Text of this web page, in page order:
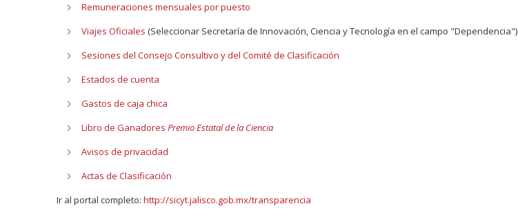
Remuneraciones mensuales por puesto
Viajes Oficiales (Seleccionar Secretaría de Innovación, Ciencia y Tecnología en el campo "Dependencia")
Sesiones del Consejo Consultivo y del Comité de Clasificación
Estados de cuenta
Gastos de caja chica
Libro de Ganadores Premio Estatal de la Ciencia
Avisos de privacidad
Actas de Clasificación
Ir al portal completo: http://sicyt.jalisco.gob.mx/transparencia